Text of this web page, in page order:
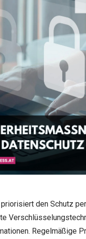
den Schutz
Regelmäßige